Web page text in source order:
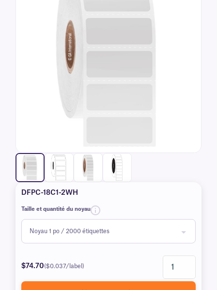
DFPC-18C1-2WH
Taille et quantité du noyau
$74.70($0.037/label)